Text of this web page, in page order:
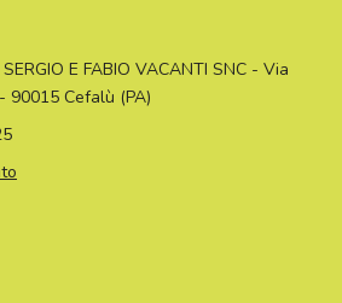
E FABIO VACANTI SNC - Via
90015 Cefalù (PA)